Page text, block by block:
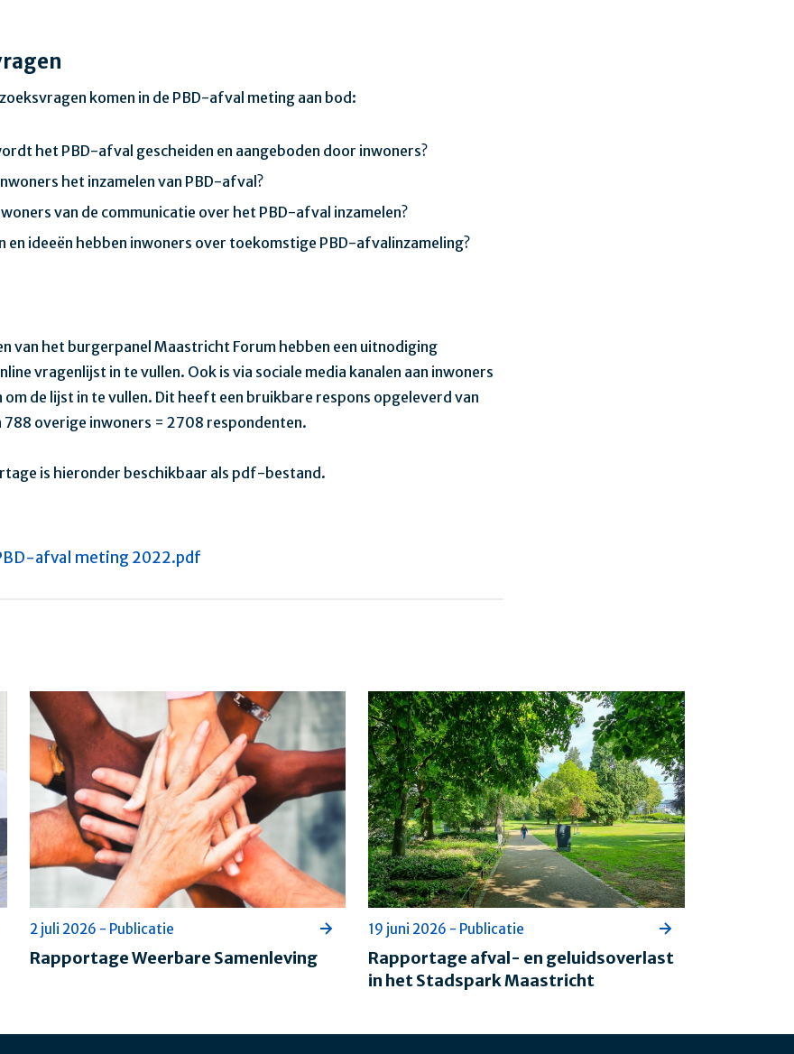
komen in de PBD-afval meting aan bod:
het PBD-afval gescheiden en aangeboden door inwoners?
het inzamelen van PBD-afval?
van de communicatie over het PBD-afval inzamelen?
en ideeën hebben inwoners over toekomstige PBD-afvalinzameling?
van het burgerpanel Maastricht Forum hebben een uitnodiging
vragenlijst in te vullen. Ook is via sociale media kanalen aan inwoners
om de lijst in te vullen. Dit heeft een bruikbare respons opgeleverd van
788 overige inwoners = 2708 respondenten.
is hieronder beschikbaar als pdf-bestand.
afval meting 2022.pdf
Rapportage Weerbare Samenleving
2 juli 2026 - Publicatie
Rapportage afval- en geluidsoverlast
in het Stadspark Maastricht
19 juni 2026 - Publicatie